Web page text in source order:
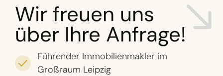
Wir freuen uns
über Ihre Anfrage!
Führender Immobilienmakler im
Großraum Leipzig